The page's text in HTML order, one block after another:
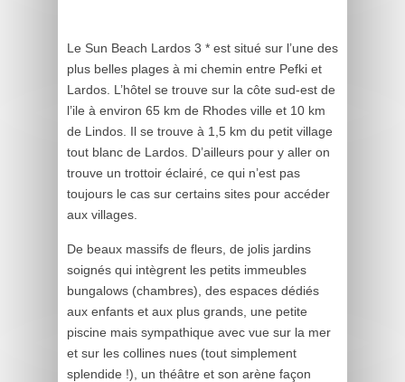
Le Sun Beach Lardos 3 * est situé sur l’une des
plus belles plages à mi chemin entre Pefki et
Lardos. L’hôtel se trouve sur la côte sud-est de
l’ile à environ 65 km de Rhodes ville et 10 km
de Lindos. Il se trouve à 1,5 km du petit village
tout blanc de Lardos. D’ailleurs pour y aller on
trouve un trottoir éclairé, ce qui n’est pas
toujours le cas sur certains sites pour accéder
aux villages.
De beaux massifs de fleurs, de jolis jardins
soignés qui intègrent les petits immeubles
bungalows (chambres), des espaces dédiés
aux enfants et aux plus grands, une petite
piscine mais sympathique avec vue sur la mer
et sur les collines nues (tout simplement
splendide !), un théâtre et son arène façon